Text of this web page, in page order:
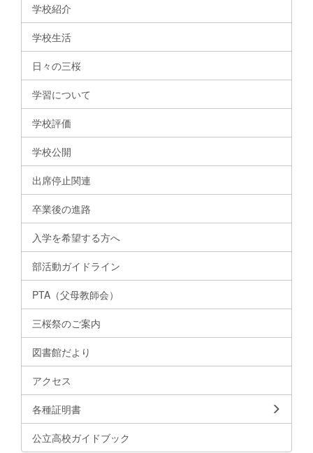
学校紹介
学校生活
日々の三桜
学習について
学校評価
学校公開
出席停止関連
卒業後の進路
入学を希望する方へ
部活動ガイドライン
PTA（父母教師会）
三桜祭のご案内
図書館だより
アクセス
各種証明書
公立高校ガイドブック